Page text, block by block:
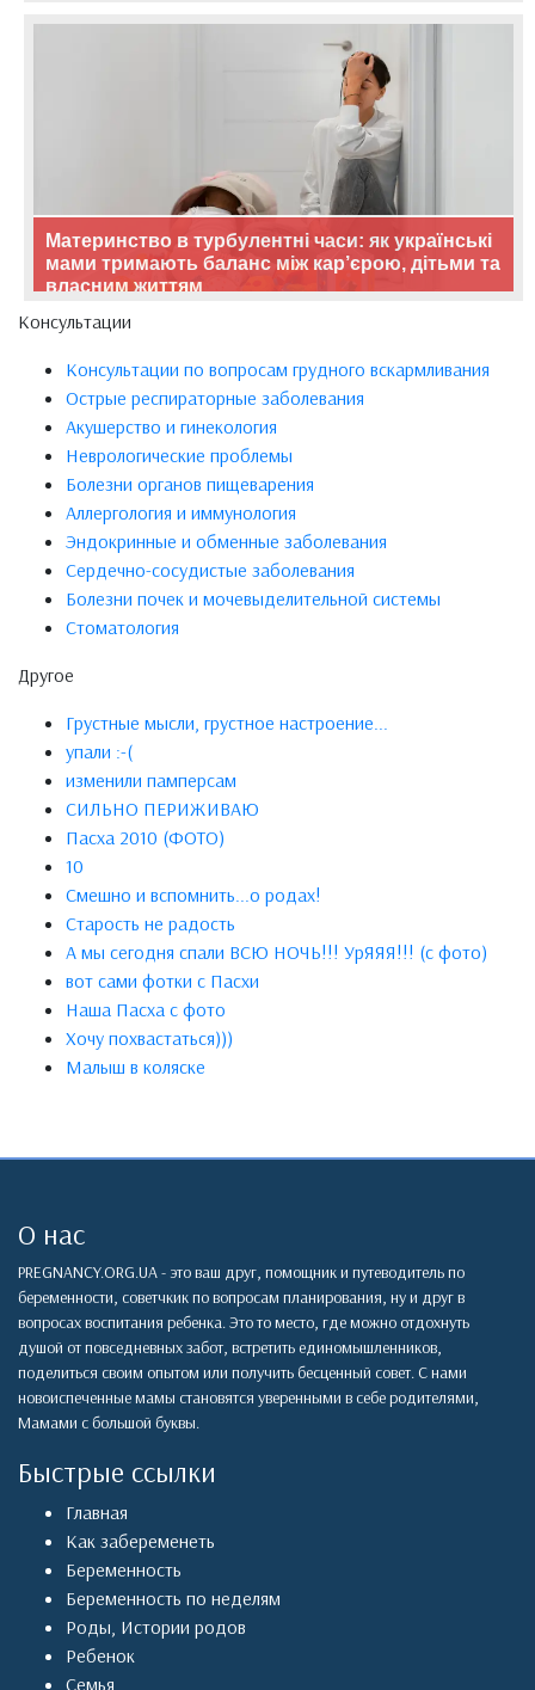
Материнство в турбулентні часи: як українські
мами тримають баланс між кар’єрою, дітьми та
власним життям
Консультации
Консультации по вопросам грудного вскармливания
Острые респираторные заболевания
Акушерство и гинекология
Неврологические проблемы
Болезни органов пищеварения
Аллергология и иммунология
Эндокринные и обменные заболевания
Сердечно-сосудистые заболевания
Болезни почек и мочевыделительной системы
Стоматология
Другое
Грустные мысли, грустное настроение...
упали :-(
изменили памперсам
СИЛЬНО ПЕРИЖИВАЮ
Пасха 2010 (ФОТО)
10
Смeшно и вспомнить...о родaх!
Старость не радость
А мы сегодня спали ВСЮ НОЧЬ!!! УрЯЯЯ!!! (с фото)
вот сами фотки с Пасхи
Наша Пасха с фото
Хочу похвастаться)))
Малыш в коляске
О нас
PREGNANCY.ORG.UA - это ваш друг, помощник и путеводитель по
беременности, советчкик по вопросам планирования, ну и друг в
вопросах воспитания ребенка. Это то место, где можно отдохнуть
душой от повседневных забот, встретить единомышленников,
поделиться своим опытом или получить бесценный совет. С нами
новоиспеченные мамы становятся уверенными в себе родителями,
Мамами с большой буквы.
Быстрые ссылки
Главная
Как забеременеть
Беременность
Беременность по неделям
Роды, Истории родов
Ребенок
Семья